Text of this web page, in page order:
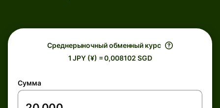
Среднерыночный обменный курс
1 JPY (¥) = 0,008102 SGD
Сумма